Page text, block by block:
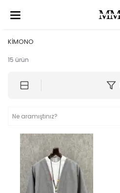
KİMONO
15 ürün